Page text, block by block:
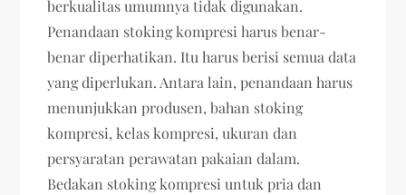
berkualitas umumnya tidak digunakan.
Penandaan stoking kompresi harus benar-
benar diperhatikan. Itu harus berisi semua data
yang diperlukan. Antara lain, penandaan harus
menunjukkan produsen, bahan stoking
kompresi, kelas kompresi, ukuran dan
persyaratan perawatan pakaian dalam.
Bedakan stoking kompresi untuk pria dan